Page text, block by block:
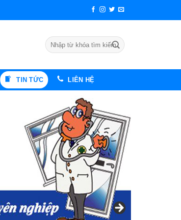
Tìm
kiếm:
TIN TỨC LIÊN HỆ